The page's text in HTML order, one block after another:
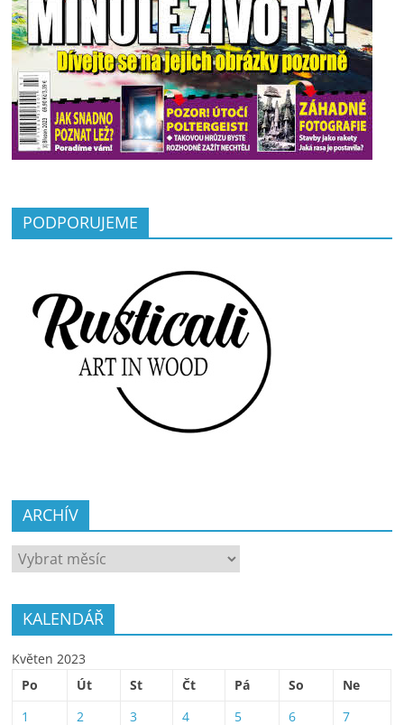
PODPORUJEME
ARCHÍV
ARCHÍV
KALENDÁŘ
Květen 2023
Po
Út St Čt Pá So
Ne
1
2 3 4 5 6 7